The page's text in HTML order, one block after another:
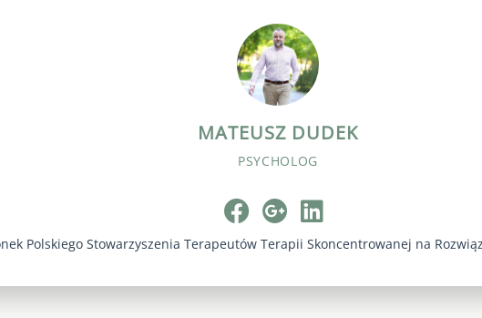
MATEUSZ DUDEK
PSYCHOLOG
Polskiego Stowarzyszenia Terapeutów Terapii Skoncentrowanej na